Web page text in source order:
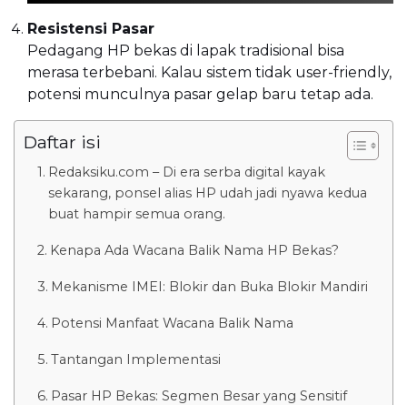
Resistensi Pasar
Pedagang HP bekas di lapak tradisional bisa
merasa terbebani. Kalau sistem tidak user-friendly,
potensi munculnya pasar gelap baru tetap ada.
Daftar isi
Redaksiku.com – Di era serba digital kayak
sekarang, ponsel alias HP udah jadi nyawa kedua
buat hampir semua orang.
Kenapa Ada Wacana Balik Nama HP Bekas?
Mekanisme IMEI: Blokir dan Buka Blokir Mandiri
Potensi Manfaat Wacana Balik Nama
Tantangan Implementasi
Pasar HP Bekas: Segmen Besar yang Sensitif